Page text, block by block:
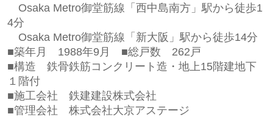
Osaka Metro御堂筋線「西中島南方」駅から徒歩1
4分
Osaka Metro御堂筋線「新大阪」駅から徒歩14分
■築年月 1988年9月 ■総戸数 262 戸
■構造 鉄骨鉄筋コンクリート造・地上15階建地下
１階付
■施工会社 鉄建建設株式会社
■管理会社 株式会社大京アステージ